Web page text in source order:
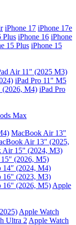
iPhone 17 iPhone 17e
Plus iPhone 16 iPhone
15 Plus iPhone 15
Air 11" (2025 M3)
iPad Pro 11" M5
(2026, M4) iPad Pro
Max
MacBook Air 13"
Air 13" (2025,
Air 15" (2024, M3)
(2026, M5)
14″ (2024, M4)
16" (2023, M3)
16" (2026, M5) Apple
Apple Watch
Ultra 2 Apple Watch